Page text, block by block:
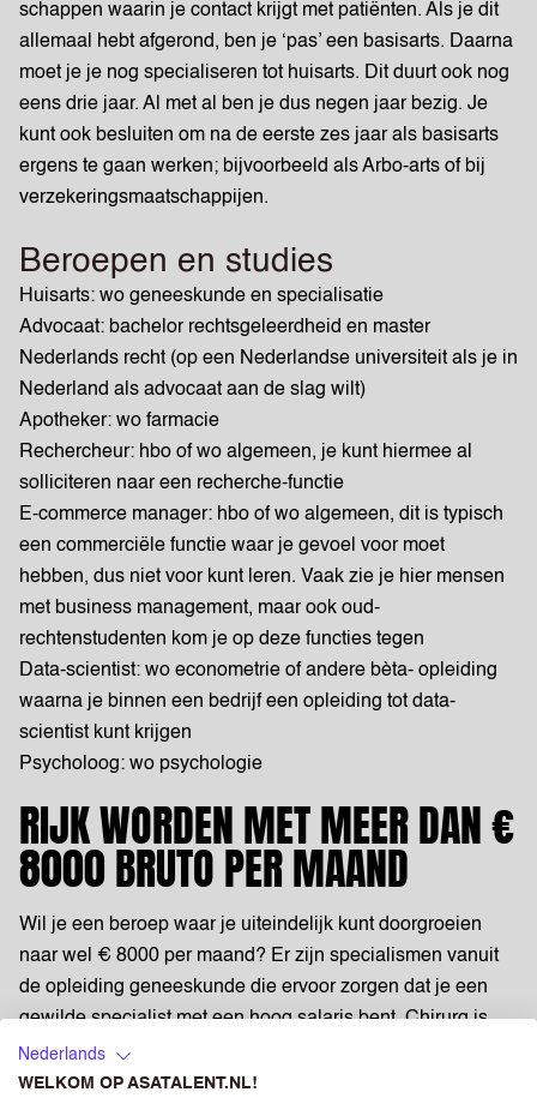
schappen waarin je contact krijgt met patiënten. Als je dit
allemaal hebt afgerond, ben je ‘pas’ een basisarts. Daarna
moet je je nog specialiseren tot huisarts. Dit duurt ook nog
eens drie jaar. Al met al ben je dus negen jaar bezig. Je
kunt ook besluiten om na de eerste zes jaar als basisarts
ergens te gaan werken; bijvoorbeeld als Arbo-arts of bij
verzekeringsmaatschappijen.
Beroepen en studies
Huisarts: wo geneeskunde en specialisatie
Advocaat: bachelor rechtsgeleerdheid en master
Nederlands recht (op een Nederlandse universiteit als je in
Nederland als advocaat aan de slag wilt)
Apotheker: wo farmacie
Rechercheur: hbo of wo algemeen, je kunt hiermee al
solliciteren naar een recherche-functie
E-commerce manager: hbo of wo algemeen, dit is typisch
een commerciële functie waar je gevoel voor moet
hebben, dus niet voor kunt leren. Vaak zie je hier mensen
met business management, maar ook oud-
rechtenstudenten kom je op deze functies tegen
Data-scientist: wo econometrie of andere bèta- opleiding
waarna je binnen een bedrijf een opleiding tot data-
scientist kunt krijgen
Psycholoog: wo psychologie
RIJK WORDEN MET MEER DAN €
8000 BRUTO PER MAAND
Wil je een beroep waar je uiteindelijk kunt doorgroeien
naar wel € 8000 per maand? Er zijn specialismen vanuit
de opleiding geneeskunde die ervoor zorgen dat je een
gewilde specialist met een hoog salaris bent. Chirurg is
zo’n voorbeeld. Geen makkelijk beroep, omdat je letterlijk
leven en dood in handen hebt. Tandartsen en
Nederlands
WELKOM OP ASATALENT.NL!